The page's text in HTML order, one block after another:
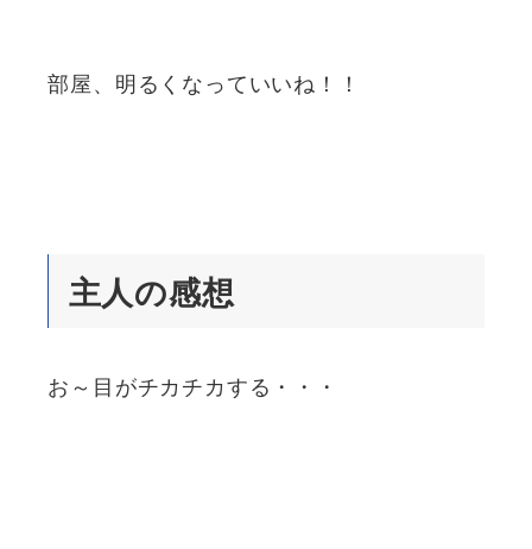
部屋、明るくなっていいね！！
主人の感想
お～目がチカチカする・・・